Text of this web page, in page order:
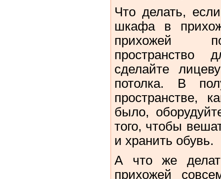
Что делать,
шкафа в
прихожей
сделайте
потолка. В
пространстве,
было,
того, чтобы
и хранить обувь.
А что же
прихожей